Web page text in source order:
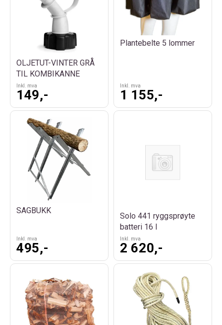
OLJETUT-VINTER GRÅ
TIL KOMBIKANNE
Inkl. mva
149,-
Plantebelte 5 lommer
Inkl. mva
1 155,-
SAGBUKK
Inkl. mva
495,-
Solo 441 ryggsprøyte
batteri 16 l
Inkl. mva
2 620,-